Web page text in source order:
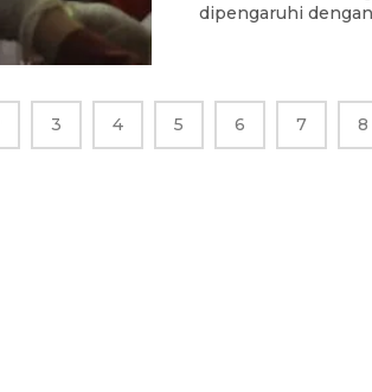
dipengaruhi
3 4 5 6 7 8